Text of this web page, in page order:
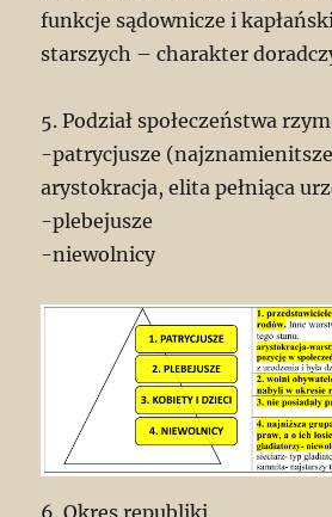
funkcje sądownicze i
starszych – charakter
5. Podział społeczeństwa
-patrycjusze
arystokracja, elita pełniąca
-plebejusze
-niewolnicy